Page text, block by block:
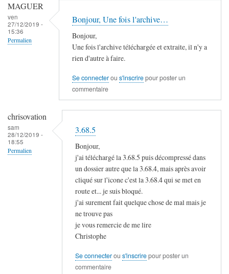
MAGUER
ven
27/12/2019 -
15:36
Permalien
Bonjour, Une fois l'archive…
Bonjour,
Une fois l'archive téléchargée et extraite, il n'y a
rien d'autre à faire.
Se connecterou s'inscrirepour poster un
commentaire
chrisovation
sam
28/12/2019 -
18:55
Permalien
3.68.5
Bonjour,
j'ai téléchargé la 3.68.5 puis décompressé dans
un dossier autre que la 3.68.4, mais après avoir
cliqué sur l'icone c'est la 3.68.4 qui se met en
route et... je suis bloqué.
j'ai surement fait quelque chose de mal mais je
ne trouve pas
je vous remercie de me lire
Christophe
Se connecterou s'inscrirepour poster un
commentaire